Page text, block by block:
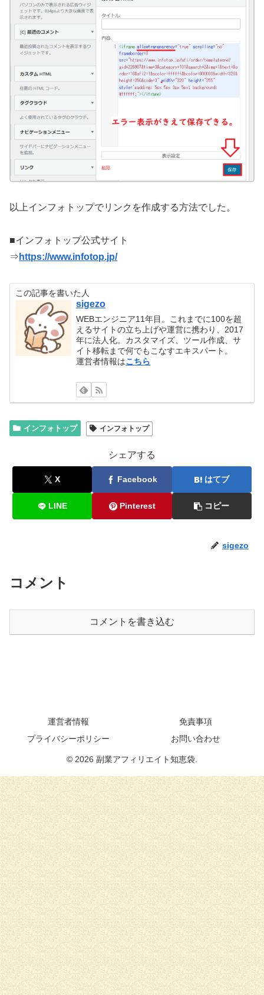
以上インフォトップでリンクを作成する方法でした。
■インフォトップ公式サイト
⇒ https://www.infotop.jp/
この記事を書いた人
sigezo
WEBエンジニア11年目。これまでに100を超
えるサイトの立ち上げや運営に携わり、2017
年に法人化。カスタマイズ、ツール作成、サ
イト移転まで何でもこなすエキスパート。
運営者情報はこちら
インフォトップ インフォトップ
シェアする
X Facebook はてブ
LINE Pinterest コピー
sigezo
コメント
コメントを書き込む
運営者情報
免責事項
プライバシーポリシー
お問い合わせ
© 2026 副業アフィリエイト知恵袋.